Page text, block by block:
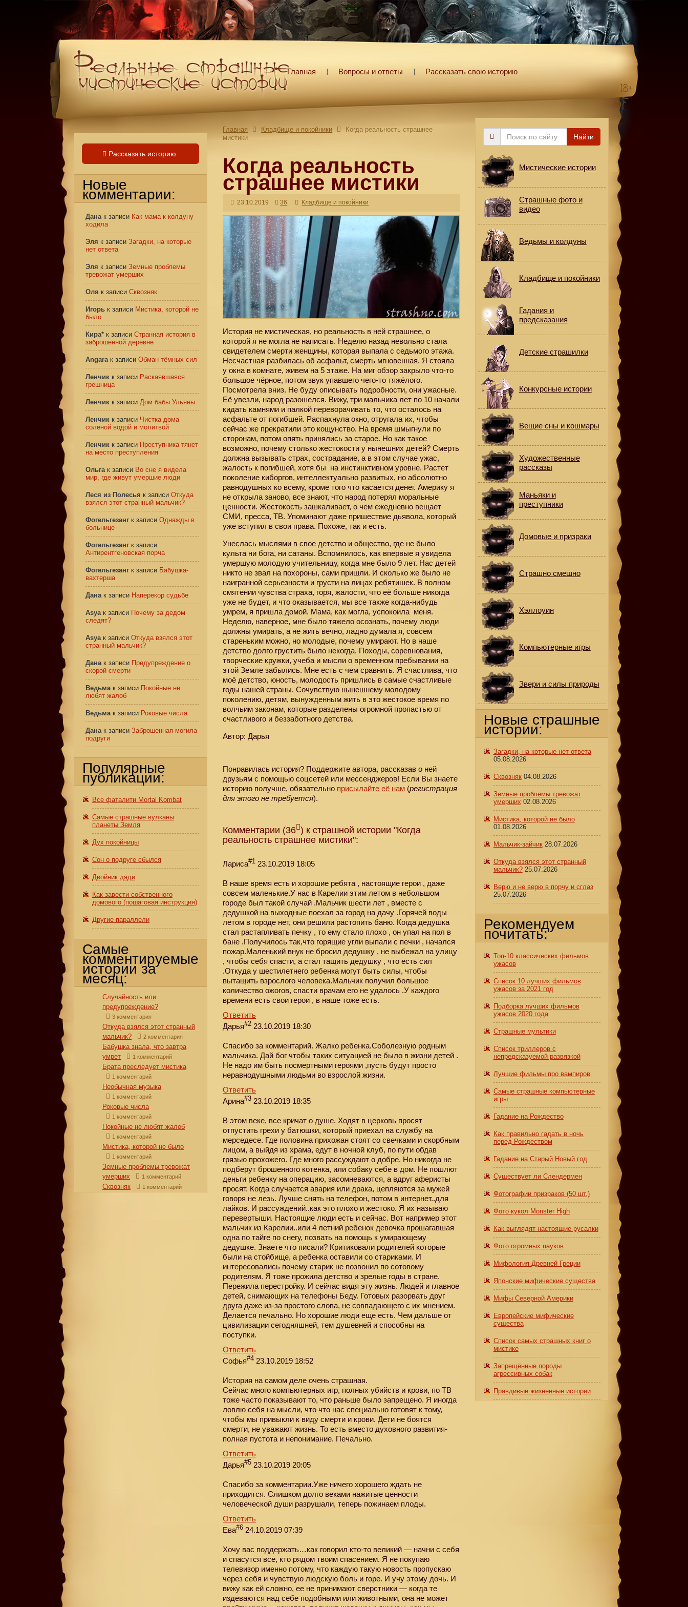
Главная Вопросы и ответы Рассказать свою историю
Главная Кладбище и покойники
Когда реальность страшнее
мистики
Когда реальность
страшнее мистики
23.10.2019 36 Кладбище и покойники
История не мистическая, но реальность в ней страшнее, о
которой я не могла не написать. Неделю назад невольно стала
свидетелем смерти женщины, которая выпала с седьмого этажа.
Несчастная разбилась об асфальт, смерть мгновенная. Я стояла
у окна в комнате, живем на 5 этаже. На миг обзор закрыло что-то
большое чёрное, потом звук упавшего чего-то тяжёлого.
Посмотрела вниз. Не буду описывать подробности, они ужасные.
Её увезли, народ разошелся. Вижу, три мальчика лет по 10 начали
кидать камнями и палкой переворачивать то, что осталось на
асфальте от погибшей. Распахнула окно, отругала их, чтобы
сейчас же прекратили это кощунство. На время шмыгнули по
сторонам, потом опять принялись за старое. Но как такое
возможно, почему столько жестокости у нынешних детей? Смерть
должна вызывать страх, сострадание, а в этом случае ужас,
жалость к погибшей, хотя бы на инстинктивном уровне. Растет
поколение киборгов, интеллектуально развитых, но абсолютно
равнодушных ко всему, кроме того что касается денег. Америку я
не открыла заново, все знают, что народ потерял моральные
ценности. Жестокость зашкаливает, о чем ежедневно вещает
СМИ, пресса, ТВ. Упоминают даже пришествие дьявола, который
уже вступил в свои права. Похоже, так и есть.
Унеслась мыслями в свое детство и общество, где не было
культа ни бога, ни сатаны. Вспомнилось, как впервые я увидела
умершую молодую учительницу, когда мне было 9 лет. Нас детей
никто не звал на похороны, сами пришли. И сколько же было не
наигранной серьезности и грусти на лицах ребятишек. В полном
смятении чувства страха, горя, жалости, что её больше никогда
уже не будет, и что оказывается, мы все также когда-нибудь
умрем, я пришла домой. Мама, как могла, успокоила меня.
Неделю, наверное, мне было тяжело осознать, почему люди
должны умирать, а не жить вечно, ладно думала я, совсем
стареньким можно, но молодые, почему умирают. Но в наше
детство долго грустить было некогда. Походы, соревнования,
творческие кружки, учеба и мысли о временном пребывании на
этой Земле забылись. Мне есть с чем сравнить. Я счастлива, что
моё детство, юность, молодость пришлись в самые счастливые
годы нашей страны. Сочувствую нынешнему молодому
поколению, детям, вынужденным жить в это жестокое время по
волчьим законам, которые разделены огромной пропастью от
счастливого и беззаботного детства.
Автор: Дарья
Понравилась история? Поддержите автора, рассказав о ней
друзьям с помощью соцсетей или мессенджеров! Если Вы знаете
историю получше, обязательно присылайте её нам (регистрация
для этого не требуется).
Комментарии (36 ) к страшной истории "Когда
реальность страшнее мистики":
Лариса#1 23.10.2019 18:05
В наше время есть и хорошие ребята , настоящие герои , даже
совсем маленькие.У нас в Карелии этим летом в небольшом
городе был такой случай .Мальчик шести лет , вместе с
дедушкой на выходные поехал за город на дачу .Горячей воды
летом в городе нет, они решили растопить баню. Когда дедушка
стал растапливать печку , то ему стало плохо , он упал на пол в
бане .Получилось так,что горящие угли выпали с печки , начался
пожар.Маленький внук не бросил дедушку , не выбежал на улицу
, чтобы себя спасти, а стал тащить дедушку , что есть сил
.Откуда у шестилетнего ребенка могут быть силы, чтобы
вытащить взрослого человека.Мальчик получил большое
количество ожогов, спасти врачам его не удалось .У каждого
времени есть свои герои , в наше тоже есть.
Ответить
Дарья#2 23.10.2019 18:30
Спасибо за комментарий. Жалко ребенка.Соболезную родным
мальчика. Дай бог чтобы таких ситуацией не было в жизни детей .
Не надо им быть посмертными героями ,пусть будут просто
неравнодушными людьми во взрослой жизни.
Ответить
Арина#3 23.10.2019 18:35
В этом веке, все кричат о душе. Ходят в церковь просят
отпустить грехи у батюшки, который приехал на службу на
мерседесе. Где половина прихожан стоят со свечками и скорбным
лицом, а выйдя из храма, едут в ночной клуб, по пути обдав
грязью прохожего. Где много рассуждают о добре. Но никогда не
подберут брошенного котенка, или собаку себе в дом. Не пошлют
деньги ребенку на операцию, засомневаются, а вдруг аферисты
просят. Когда случается авария или драка, цепляются за мужей
говоря не лезь. Лучше снять на телефон, потом в интернет..для
лайков. И рассуждений..как это плохо и жестоко. Я их называю
перевертыши. Настоящие люди есть и сейчас. Вот например этот
мальчик из Карелии..или 4 летний ребенок девочка прошагавшая
одна по тайге по снегу, позвать на помощь к умирающему
дедушке. Знаете что писали? Критиковали родителей которые
были на стойбище, а ребенка оставили со стариками. И
интересовались почему старик не позвонил по сотовому
родителям. Я тоже прожила детство и зрелые годы в стране.
Пережила перестройку. И сейчас видя эту жизнь. Людей и главное
детей, снимающих на телефоны Беду. Готовых разорвать друг
друга даже из-за простого слова, не совпадающего с их мнением.
Делается печально. Но хорошие люди еще есть. Чем дальше от
цивилизации сегодняшней, тем душевней и способны на
поступки.
Ответить
Софья#4 23.10.2019 18:52
История на самом деле очень страшная.
Сейчас много компьютерных игр, полных убийств и крови, по ТВ
тоже часто показывают то, что раньше было запрещено. Я иногда
ловлю себя на мысли, что что нас специально готовят к тому,
чтобы мы привыкли к виду смерти и крови. Дети не боятся
смерти, не уважают жизнь. То есть вместо духовного развития-
полная пустота и непонимание. Печально.
Ответить
Дарья#5 23.10.2019 20:05
Спасибо за комментарии.Уже ничего хорошего ждать не
приходится. Слишком долго веками нажитые ценности
человеческой души разрушали, теперь пожинаем плоды.
Ответить
Ева#6 24.10.2019 07:39
Хочу вас поддержать…как говорил кто-то великий — начни с себя
и спасутся все, кто рядом твоим спасением. Я не покупаю
телевизор именно потому, что каждую такую новость пропускаю
через себя и чувствую людскую боль и горе. И учу этому дочь. И
вижу как ей сложно, ее не принимают сверстники — когда те
издеваются над себе подобными или животными, она не может
Рассказать историю
Новые
комментарии:
Данак записи Как мама к колдуну
ходила
Эля к записи Загадки, на которые
нет ответа
Эля к записи Земные проблемы
тревожат умерших
Оля к записи Сквозняк
Игорь к записи Мистика, которой не
было
Кира* к записи Странная история в
заброшенной деревне
Angaraк записи Обман тёмных сил
Ленчик к записи Раскаявшаяся
грешница
Ленчик к записи Дом бабы Ульяны
Ленчик к записи Чистка дома
соленой водой и молитвой
Ленчик к записи Преступника тянет
на место преступления
Ольгак записи Во сне я видела
мир, где живут умершие люди
Леся из Полесья к записи Откуда
взялся этот странный мальчик?
Фогельгезанг к записи Однажды в
больнице
Фогельгезанг к записи
Антирентгеновская порча
Фогельгезанг к записи Бабушка-
вахтерша
Данак записи Наперекор судьбе
Asyaк записи Почему за дедом
следят?
Asyaк записи Откуда взялся этот
странный мальчик?
Данак записи Предупреждение о
скорой смерти
Ведьмак записи Покойные не
любят жалоб
Ведьмак записи Роковые числа
Данак записи Заброшенная могила
подруги
Популярные
публикации:
Все фаталити Mortal Kombat
Самые страшные вулканы
планеты Земля
Дух покойницы
Сон о подруге сбылся
Двойник дяди
Как завести собственного
домового (пошаговая инструкция)
Другие параллели
Самые
комментируемые
истории за
месяц:
Случайность или
предупреждение?
3 комментария
Откуда взялся этот странный
мальчик?
2 комментария
Бабушка знала, что завтра
умрет
1 комментарий
Брата преследует мистика
1 комментарий
Необычная музыка
1 комментарий
Роковые числа
1 комментарий
Покойные не любят жалоб
1 комментарий
Мистика, которой не было
1 комментарий
Земные проблемы тревожат
умерших
1 комментарий
Сквозняк 1 комментарий
Поиск
Найти
Мистические истории
Страшные фото и
видео
Ведьмы и колдуны
Кладбище и покойники
Гадания и
предсказания
Детские страшилки
Конкурсные истории
Вещие сны и кошмары
Художественные
рассказы
Маньяки и
преступники
Домовые и призраки
Страшно смешно
Хэллоуин
Компьютерные игры
Звери и силы природы
Новые страшные
истории:
Загадки, на которые нет ответа
05.08.2026
Сквозняк 04.08.2026
Земные проблемы тревожат
умерших 02.08.2026
Мистика, которой не было
01.08.2026
Мальчик-зайчик 28.07.2026
Откуда взялся этот странный
мальчик? 25.07.2026
Верю и не верю в порчу и сглаз
25.07.2026
Рекомендуем
почитать:
Топ-10 классических фильмов
ужасов
Список 10 лучших фильмов
ужасов за 2021 год
Подборка лучших фильмов
ужасов 2020 года
Страшные мультики
Список триллеров с
непредсказуемой развязкой
Лучшие фильмы про вампиров
Самые страшные компьютерные
игры
Гадание на Рождество
Как правильно гадать в ночь
перед Рождеством
Гадание на Старый Новый год
Существует ли Слендермен
Фотографии призраков (50 шт.)
Фото кукол Monster High
Как выглядят настоящие русалки
Фото огромных пауков
Мифология Древней Греции
Японские мифические существа
Мифы Северной Америки
Европейские мифические
существа
Список самых страшных книг о
мистике
Запрещённые породы
агрессивных собак
Правдивые жизненные истории